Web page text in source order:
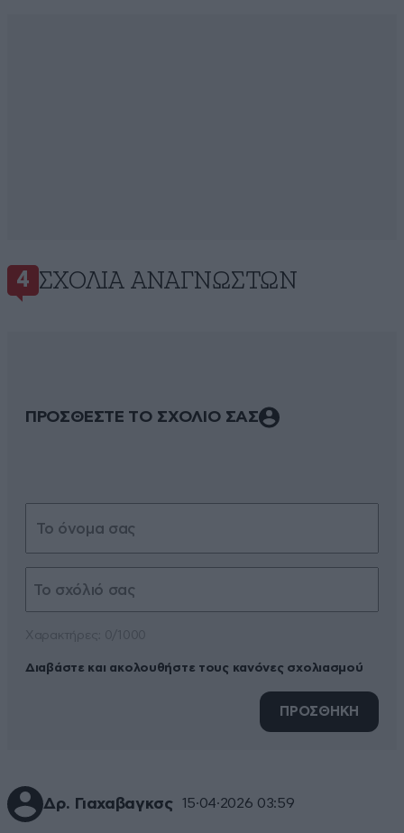
4 ΣΧΌΛΙΑ ΑΝΑΓΝΩΣΤΏΝ
ΠΡΟΣΘΕΣΤΕ ΤΟ ΣΧΟΛΙΟ ΣΑΣ
Διαβάστε και ακολουθήστε τους κανόνες σχολιασμού
ΠΡΟΣΘΗΚΗ
Δρ. Γιαχαβαγκσς 15·04·2026 03:59